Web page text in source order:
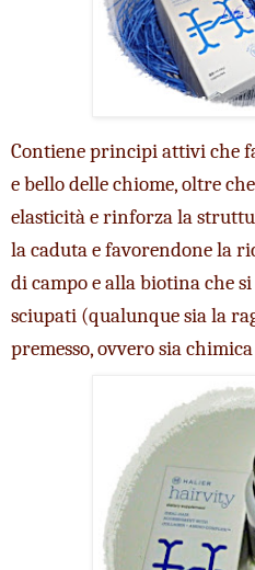
Contiene principi attivi che
e bello delle chiome, oltre
elasticità e rinforza la
la caduta e favorendone la
di campo e alla biotina che
sciupati (qualunque sia la
premesso, ovvero sia